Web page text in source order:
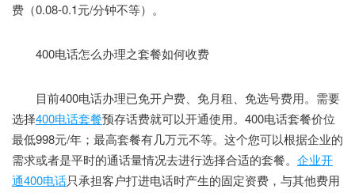
费（0.08-0.1元/分钟不等）。
400电话怎么办理之套餐如何收费
目前400电话办理已免开户费、免月租、免选号费用。需要
选择400电话套餐预存话费就可以开通使用。400电话套餐价位
最低998元/年；最高套餐有几万元不等。这个您可以根据企业的
需求或者是平时的通话量情况去进行选择合适的套餐。 企业开
通400电话只承担客户打进电话时产生的固定资费，与其他费用